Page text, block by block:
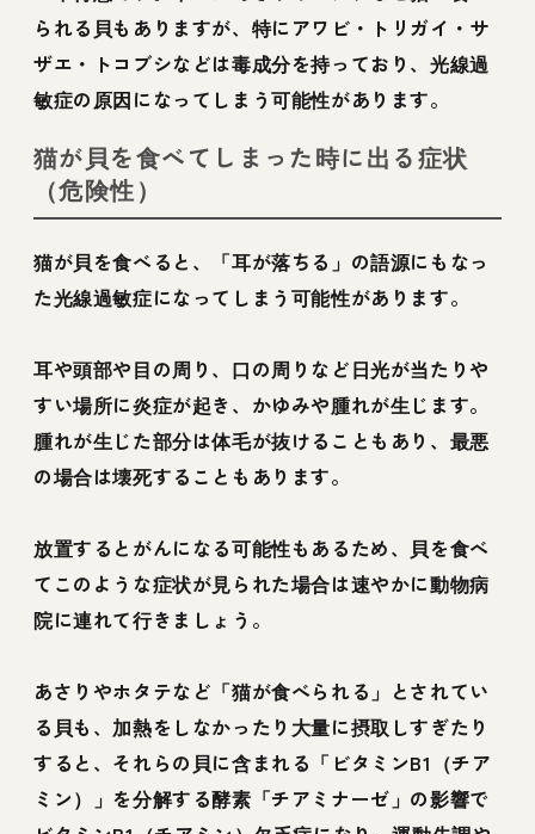
られる貝もありますが、特にアワビ・トリガイ・サ
ザエ・トコブシなどは毒成分を持っており、光線過
敏症の原因になってしまう可能性があります。
猫が貝を食べてしまった時に出る症状
（危険性）
猫が貝を食べると、「耳が落ちる」の語源にもなっ
た光線過敏症になってしまう可能性があります。
耳や頭部や目の周り、口の周りなど日光が当たりや
すい場所に炎症が起き、かゆみや腫れが生じます。
腫れが生じた部分は体毛が抜けることもあり、最悪
の場合は壊死することもあります。
放置するとがんになる可能性もあるため、貝を食べ
てこのような症状が見られた場合は速やかに動物病
院に連れて行きましょう。
あさりやホタテなど「猫が食べられる」とされてい
る貝も、加熱をしなかったり大量に摂取しすぎたり
すると、それらの貝に含まれる「ビタミンB1（チア
ミン）」を分解する酵素「チアミナーゼ」の影響で